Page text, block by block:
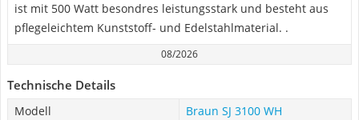
ist mit 500 Watt besondres leistungsstark und besteht aus
pflegeleichtem Kunststoff- und Edelstahlmaterial. .
08/2026
Technische Details
Modell
Braun SJ 3100 WH